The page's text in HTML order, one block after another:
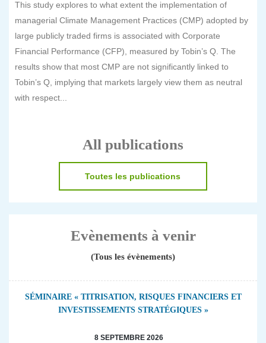
This study explores to what extent the implementation of
managerial Climate Management Practices (CMP) adopted by
large publicly traded firms is associated with Corporate
Financial Performance (CFP), measured by Tobin’s Q. The
results show that most CMP are not significantly linked to
Tobin’s Q, implying that markets largely view them as neutral
with respect...
All publications
Toutes les publications
Evènements à venir
(Tous les évènements)
SÉMINAIRE « TITRISATION, RISQUES FINANCIERS ET
INVESTISSEMENTS STRATÉGIQUES »
8 SEPTEMBRE 2026